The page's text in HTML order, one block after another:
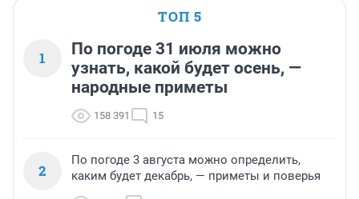
ТОП 5
1
По погоде 31 июля можно
узнать, какой будет осень, —
народные приметы
158 391 15
2
По погоде 3 августа можно определить,
каким будет декабрь, — приметы и поверья